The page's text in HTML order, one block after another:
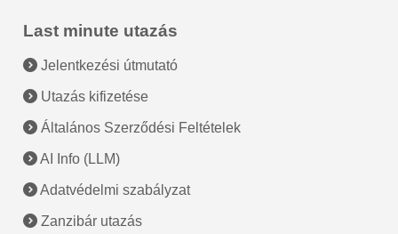
Last minute utazás
Jelentkezési útmutató
Utazás kifizetése
Általános Szerződési Feltételek
AI Info (LLM)
Adatvédelmi szabályzat
Zanzibár utazás